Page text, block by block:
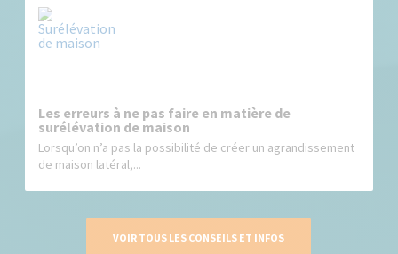
Les erreurs à ne pas faire en matière de
surélévation de maison
Lorsqu’on n’a pas la possibilité de créer un agrandissement
de maison latéral,...
VOIR TOUS LES CONSEILS ET INFOS